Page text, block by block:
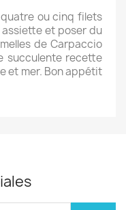
ou cinq filets
et poser du
de Carpaccio
succulente recette
et mer. Bon appétit